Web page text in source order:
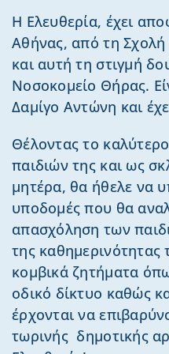
Η Ελευθερία, έχει
Αθήνας, από τη Σχολή
και αυτή τη στιγμή
Νοσοκομείο Θήρας.
Δαμίγο Αντώνη και
Θέλοντας το
παιδιών της και ως
μητέρα, θα ήθελε να
υποδομές που θα
απασχόληση των
της
κομβικά ζητήματα
οδικό δίκτυο καθώς
έρχονται να
τωρινής δημοτικής